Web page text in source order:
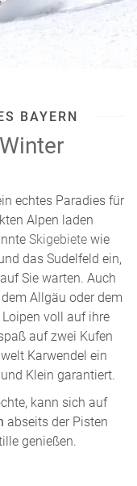
BAYERN
echtes Paradies für
Alpen laden
Skigebiete wie
das Sudelfeld ein,
Sie warten. Auch
Allgäu oder dem
voll auf ihre
auf zwei Kufen
Karwendel ein
Klein garantiert.
kann sich auf
abseits der Pisten
genießen.